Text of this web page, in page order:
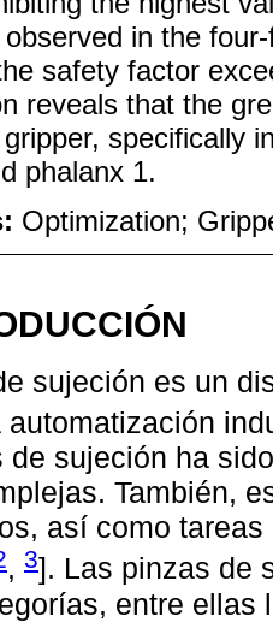
in the
safety factor
reveals that the
specifically
phalanx 1.
Optimization;
sujeción es un
automatización
de sujeción ha
También,
así como
, 3]. Las pinzas de
entre ellas